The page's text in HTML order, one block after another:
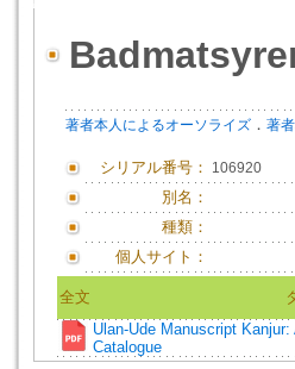
著者本人によるオーソライズ ． 著
シリアル番号： 106920
別名：
種類：
個人サイト：
全文
Ulan-Ude Manuscript
Catalogue